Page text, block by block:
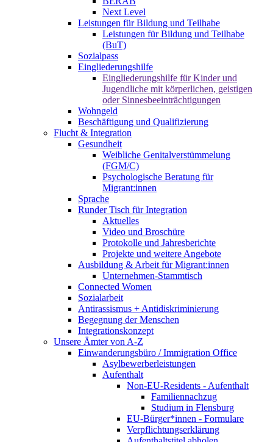
Next Level
Leistungen für Bildung und Teilhabe
Leistungen für Bildung und Teilhabe
(BuT)
Sozialpass
Eingliederungshilfe
Eingliederungshilfe für Kinder und
Jugendliche mit körperlichen, geistigen
oder Sinnesbeeinträchtigungen
Wohngeld
Beschäftigung und Qualifizierung
Flucht & Integration
Gesundheit
Weibliche Genitalverstümmelung
(FGM/C)
Psychologische Beratung für
Migrant:innen
Sprache
Runder Tisch für Integration
Aktuelles
Video und Broschüre
Protokolle und Jahresberichte
Projekte und weitere Angebote
Ausbildung & Arbeit für Migrant:innen
Unternehmen-Stammtisch
Connected Women
Sozialarbeit
Antirassismus + Antidiskriminierung
Begegnung der Menschen
Integrationskonzept
Unsere Ämter von A-Z
Einwanderungsbüro / Immigration Office
Asylbewerberleistungen
Aufenthalt
Non-EU-Residents - Aufenthalt
Familiennachzug
Studium in Flensburg
EU-Bürger*innen - Formulare
Verpflichtungserklärung